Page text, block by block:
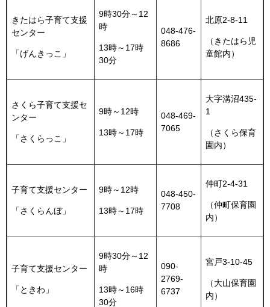
きたはら子育て支援
センター
「げんきっこ」
9時30分～12
時
13時～17時
30分
048-476-
8686
北原2-8-11
（きたはら児
童館内）
さくら子育て支援セ
ンター
「さくらっこ」
9時～12時
13時～17時
048-469-
7065
大字溝沼435-
1
（さくら保育
園内）
子育て支援センター
「さくらんぼ」
9時～12時
13時～17時
048-450-
7708
仲町2-4-31
（仲町保育園
内）
子育て支援センター
「ときわ」
9時30分～12
時
13時～16時
30分
090-
2769-
6737
宮戸3-10-45
（大山保育園
内）